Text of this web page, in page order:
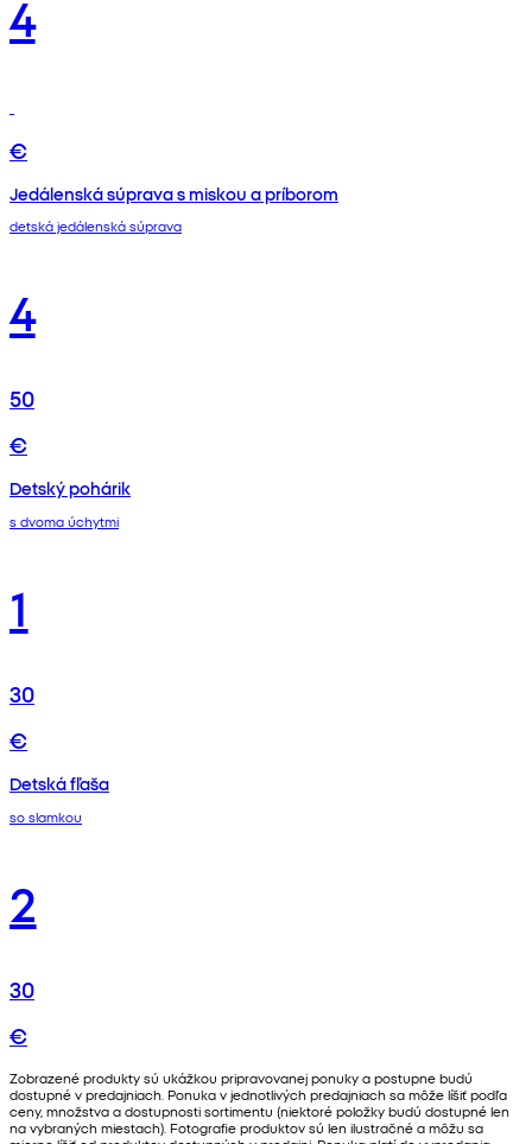
4
€
Jedálenská súprava s miskou a príborom
detská jedálenská súprava
4
50
€
Detský pohárik
s dvoma úchytmi
1
30
€
Detská fľaša
so slamkou
2
30
€
Zobrazené produkty sú ukážkou pripravovanej ponuky a postupne budú
dostupné v predajniach. Ponuka v jednotlivých predajniach sa môže líšiť podľa
ceny, množstva a dostupnosti sortimentu (niektoré položky budú dostupné len
na vybraných miestach). Fotografie produktov sú len ilustračné a môžu sa